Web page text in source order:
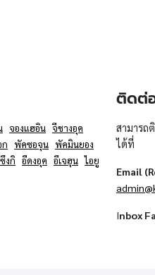
จองแฮอิน จีชางอุค
พัคซอจุน พัคมินยอง
งกิ อีดงอุค อีเจฮุน ไอยู
ติดต่
สามารถ
ได้ที่
Email
Inbox